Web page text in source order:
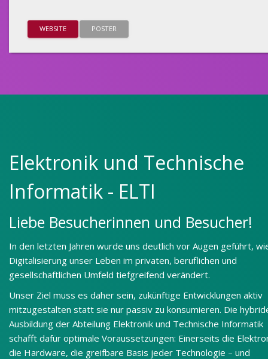
WEBSITE POSTER
Elektronik und Technische
Informatik - ELTI
Liebe Besucherinnen und Besucher!
In den letzten Jahren wurde uns deutlich vor Augen geführt,
Digitalisierung unser Leben im privaten, beruflichen und
gesellschaftlichen Umfeld tiefgreifend verändert.
Unser Ziel muss es daher sein, zukünftige Entwicklungen aktiv
mitzugestalten statt sie nur passiv zu konsumieren. Die
Ausbildung der Abteilung Elektronik und Technische Informatik
schafft dafür optimale Voraussetzungen: Einerseits die
die Hardware, die greifbare Basis jeder Technologie – und